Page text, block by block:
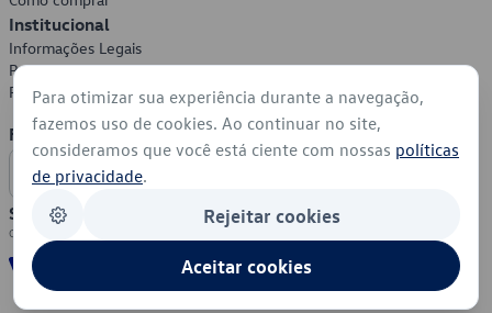
Institucional
Informações Legais
Política de Privacidade
Política de Cookies
Formas de Pagamento
Segurança
Para otimizar sua experiência durante a navegação,
fazemos uso de cookies. Ao continuar no site,
consideramos que você está ciente com nossas políticas
de privacidade.
Rejeitar cookies
Aceitar cookies